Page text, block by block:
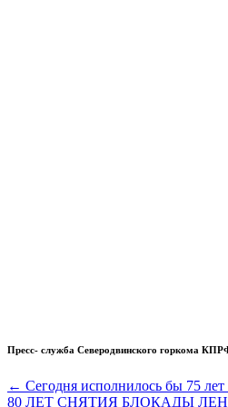
Пресс- служба Северодвинского горкома
Навигация
← Сегодня исполнилось бы 75
80 ЛЕТ СНЯТИЯ БЛОКАДЫ